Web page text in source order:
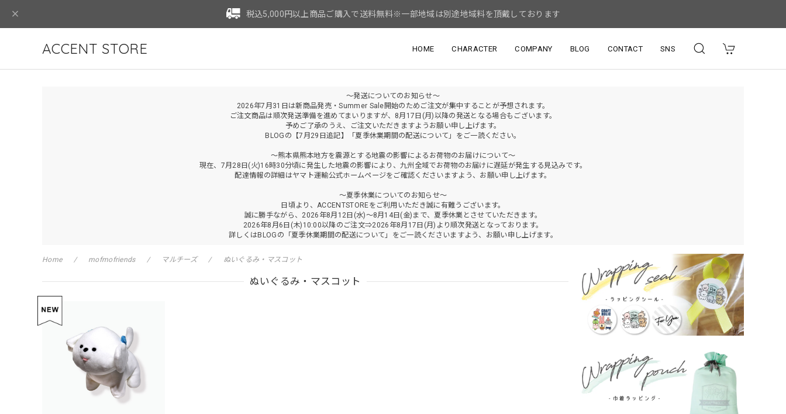
税込5,000円以上商品ご購入で送料無料※一部地域は別途地域料を頂戴しております
ACCENT STORE HOME CHARACTER COMPANY BLOG CONTACT SNS
～発送についてのお知らせ～
2026年7月31日は新商品発売・Summer Sale開始のためご注文が集中することが予想されます。
ご注文商品は順次発送準備を進めてまいりますが、8月17日(月)以降の発送となる場合もございます。
予めご了承のうえ、ご注文いただきますようお願い申し上げます。
BLOGの【7月29日追記】「夏季休業期間の配送について」をご一読ください。
～熊本県熊本地方を震源とする地震の影響によるお荷物のお届けについて～
現在、7月28日(火)16時30分頃に発生した地震の影響により、九州全域でお荷物のお届けに遅延が発生する見込みです。
配達情報の詳細はヤマト運輸公式ホームページをご確認くださいますよう、お願い申し上げます。
～夏季休業についてのお知らせ～
日頃より、ACCENTSTOREをご利用いただき誠に有難うございます。
誠に勝手ながら、2026年8月12日(水)～8月14日(金)まで、夏季休業とさせていただきます。
2026年8月6日(木)10:00以降のご注文⇒2026年8月17日(月)より順次発送となっております。
詳しくはBLOGの「夏季休業期間の配送について」をご一読くださいますよう、お願い申し上げます。
Home mofmofriends マルチーズ ぬいぐるみ・マスコット
ぬいぐるみ・マスコット